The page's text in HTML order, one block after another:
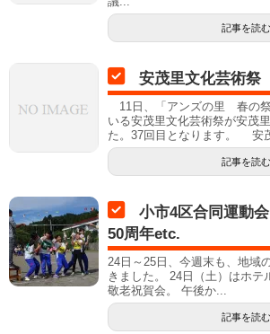
記事を読む
安茂里文化芸術祭
11日、「アンズの里 春の
いる安茂里文化芸術祭が安茂
た。37回目となります。 安
記事を読む
小市4区合同運動
50周年etc.
24日～25日、今週末も、地域
きました。 24日（土）はホテ
敬老祝賀会。 午後か...
記事を読む